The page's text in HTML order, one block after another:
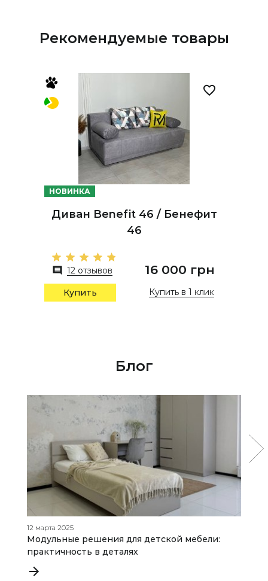
Рекомендуемые товары
НОВИНКА
Диван Benefit 46 / Бенефит
46
12 отзывов 16 000 грн
Купить Купить в 1 клик
Блог
12 марта 2025
Модульные решения для детской мебели:
практичность в деталях